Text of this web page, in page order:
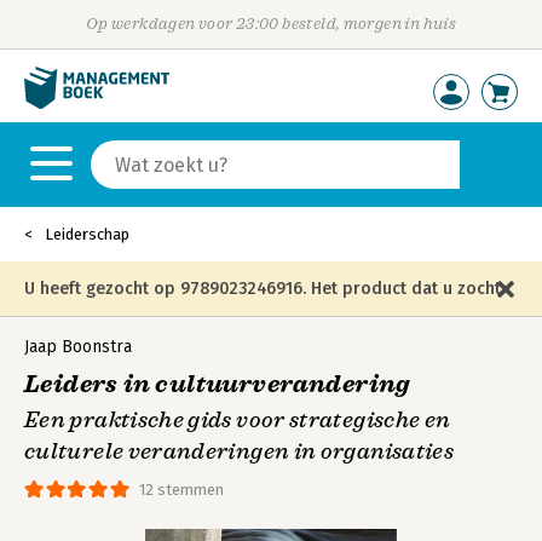
Op werkdagen voor 23:00 besteld, morgen in huis
Leiderschap
U heeft gezocht op 9789023246916. Het product dat u zocht
is niet meer in die editie leverbaar en is vervangen door de
onderstaande editie.
12 stemmen
Jaap Boonstra
Leiders in cultuurverandering
Een praktische gids voor strategische en
culturele veranderingen in organisaties